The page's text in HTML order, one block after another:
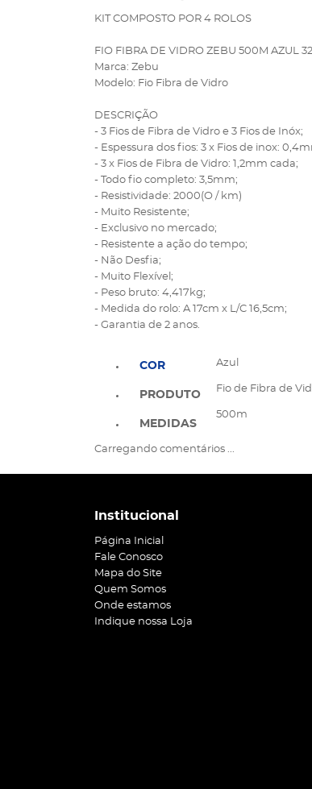
KIT COMPOSTO POR 4 ROLOS
FIO FIBRA DE VIDRO ZEBU 500M AZUL
Marca: Zebu
Modelo: Fio Fibra de Vidro
DESCRIÇÃO
- 3 Fios de Fibra de Vidro e 3 Fios de Inóx;
- Espessura dos fios: 3 x Fios de inox:
- 3 x Fios de Fibra de Vidro: 1,2mm cada;
- Todo fio completo: 3,5mm;
- Resistividade: 2000(O / km)
- Muito Resistente;
- Exclusivo no mercado;
- Resistente a ação do tempo;
- Não Desfia;
- Muito Flexível;
- Peso bruto: 4,417kg;
- Medida do rolo: A 17cm x L/C 16,5cm;
- Garantia de 2 anos.
COR
PRODUTO
MEDIDAS
Azul
Fio de Fibra de
500m
Carregando comentários ...
Institucional
Página Inicial
Fale Conosco
Mapa do Site
Quem Somos
Onde estamos
Indique nossa Loja